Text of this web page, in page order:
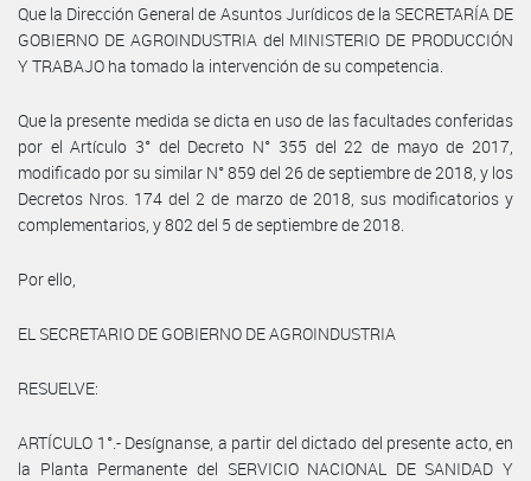
Que la Dirección General de Asuntos Jurídicos de la SECRETARÍA DE
GOBIERNO DE AGROINDUSTRIA del MINISTERIO DE PRODUCCIÓN
Y TRABAJO ha tomado la intervención de su competencia.
Que la presente medida se dicta en uso de las facultades conferidas
por el Artículo 3° del Decreto N° 355 del 22 de mayo de 2017,
modificado por su similar N° 859 del 26 de septiembre de 2018, y los
Decretos Nros. 174 del 2 de marzo de 2018, sus modificatorios y
complementarios, y 802 del 5 de septiembre de 2018.
Por ello,
EL SECRETARIO DE GOBIERNO DE AGROINDUSTRIA
RESUELVE:
ARTÍCULO 1°.- Desígnanse, a partir del dictado del presente acto, en
la Planta Permanente del SERVICIO NACIONAL DE SANIDAD Y